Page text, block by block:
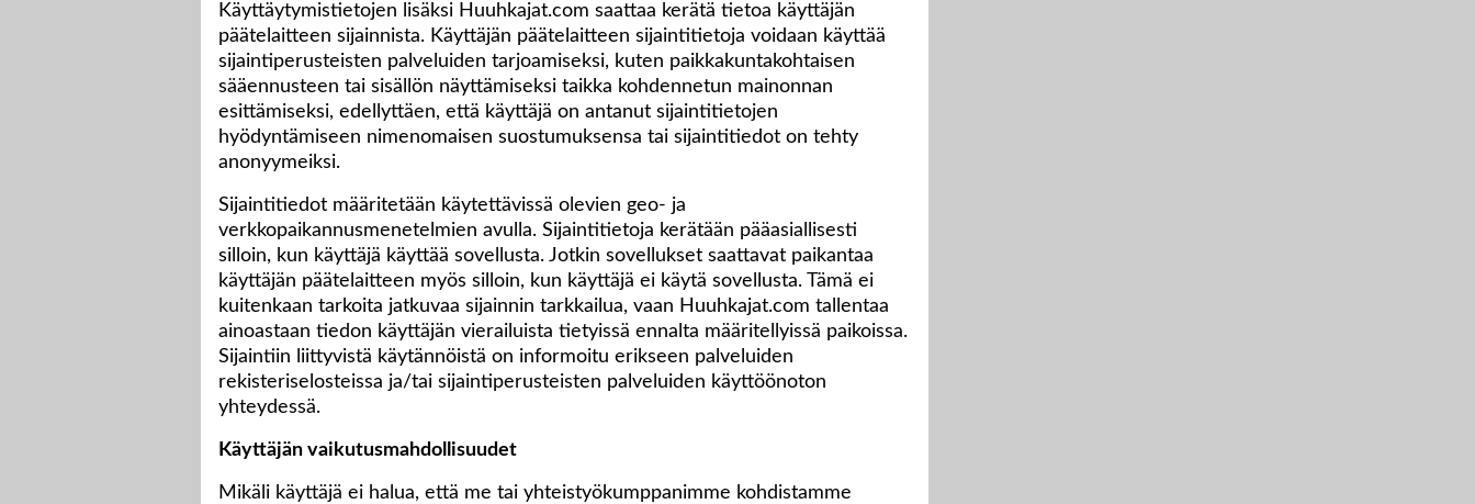
Käyttäytymistietojen lisäksi Huuhkajat.com saattaa kerätä tietoa käyttäjän
päätelaitteen sijainnista. Käyttäjän päätelaitteen sijaintitietoja voidaan käyttää
sijaintiperusteisten palveluiden tarjoamiseksi, kuten paikkakuntakohtaisen
sääennusteen tai sisällön näyttämiseksi taikka kohdennetun mainonnan
esittämiseksi, edellyttäen, että käyttäjä on antanut sijaintitietojen
hyödyntämiseen nimenomaisen suostumuksensa tai sijaintitiedot on tehty
anonyymeiksi.
Sijaintitiedot määritetään käytettävissä olevien geo- ja
verkkopaikannusmenetelmien avulla. Sijaintitietoja kerätään pääasiallisesti
silloin, kun käyttäjä käyttää sovellusta. Jotkin sovellukset saattavat paikantaa
käyttäjän päätelaitteen myös silloin, kun käyttäjä ei käytä sovellusta. Tämä ei
kuitenkaan tarkoita jatkuvaa sijainnin tarkkailua, vaan Huuhkajat.com tallentaa
ainoastaan tiedon käyttäjän vierailuista tietyissä ennalta määritellyissä paikoissa.
Sijaintiin liittyvistä käytännöistä on informoitu erikseen palveluiden
rekisteriselosteissa ja/tai sijaintiperusteisten palveluiden käyttöönoton
yhteydessä.
Käyttäjän vaikutusmahdollisuudet
Mikäli käyttäjä ei halua, että me tai yhteistyökumppanimme kohdistamme